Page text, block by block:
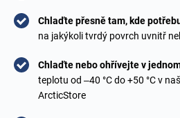
Chlaďte přesně tam, kde
na jakýkoli tvrdý povrch uvnitř
Chlaďte nebo ohřívejte v
teplotu od –40 °C do +50 °C v
ArcticStore